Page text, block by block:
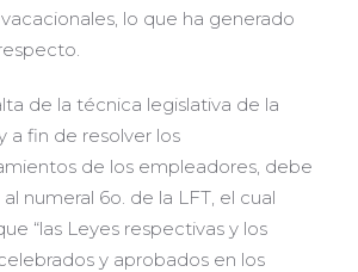
lo que ha generado
de la técnica legislativa de la
a fin de resolver los
de los empleadores, debe
numeral 6o. de la LFT, el cual
“las Leyes respectivas y los
y aprobados en los